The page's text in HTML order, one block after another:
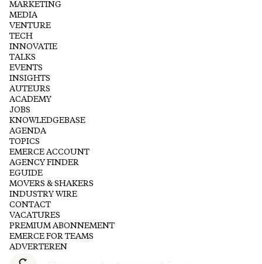
MARKETING
MEDIA
VENTURE
TECH
INNOVATIE
TALKS
EVENTS
INSIGHTS
AUTEURS
ACADEMY
JOBS
KNOWLEDGEBASE
AGENDA
TOPICS
EMERCE ACCOUNT
AGENCY FINDER
EGUIDE
MOVERS & SHAKERS
INDUSTRY WIRE
CONTACT
VACATURES
PREMIUM ABONNEMENT
EMERCE FOR TEAMS
ADVERTEREN